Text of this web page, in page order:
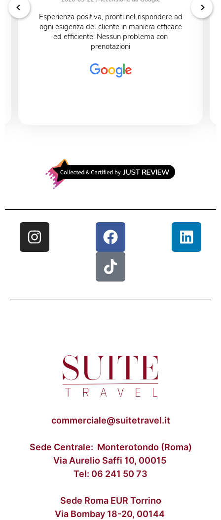
Esperienza positiva, pronti nel rispondere ad
ogni esigenza del cliente in maniera efficace
ed efficiente! Nessun problema con
prenotazioni
commerciale@suitetravel.it
Sede Centrale: Monterotondo (Roma)
Via Aurelio Saffi 10, 00015
Tel: 06 241 50 73
Sede Roma EUR Torrino
Via Bombay 18-20, 00144